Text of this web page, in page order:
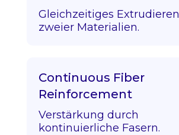
Gleichzeitiges Extrudieren
zweier Materialien.
Continuous Fiber
Reinforcement
Verstärkung durch
kontinuierliche Fasern.